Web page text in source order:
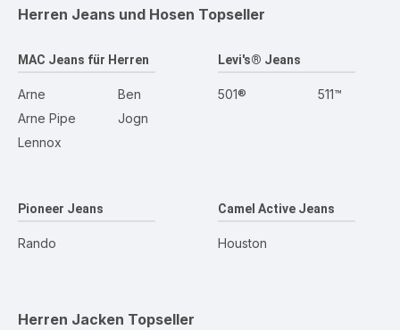
Herren Jeans und Hosen Topseller
MAC Jeans für Herren
Arne
Arne Pipe
Lennox
Ben
Jogn
Levi's® Jeans
501® 511™
Pioneer Jeans
Rando
Camel Active Jeans
Houston
Herren Jacken Topseller